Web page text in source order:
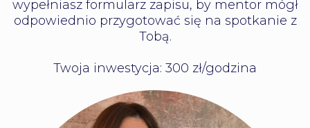
wypełniasz formularz zapisu, by mentor mógł
odpowiednio przygotować się na spotkanie z
Tobą.
Twoja inwestycja: 300 zł/godzina